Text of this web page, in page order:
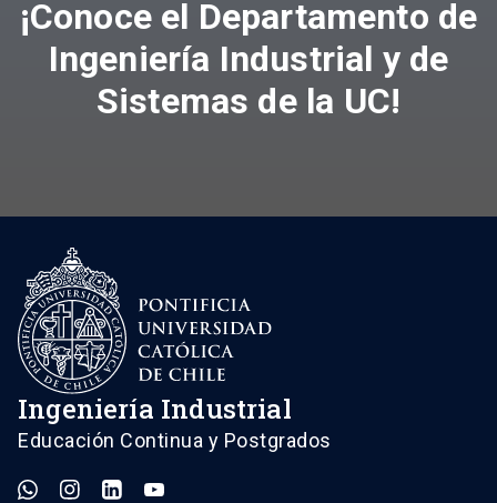
¡Conoce el Departamento de
Ingeniería Industrial y de
Sistemas de la UC!
Ingeniería Industrial
Educación Continua y Postgrados